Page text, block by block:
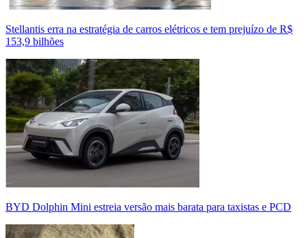
Stellantis erra na estratégia de carros elétricos e tem prejuízo de R$
153,9 bilhões
BYD Dolphin Mini estreia versão mais barata para taxistas e PCD